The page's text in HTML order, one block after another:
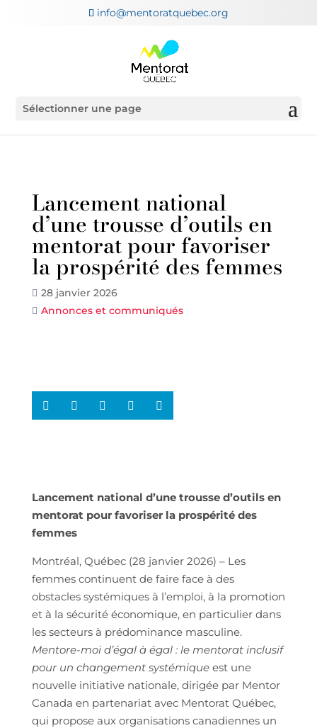
info@mentoratquebec.org
Sélectionner une page
Lancement national
d’une trousse d’outils en
mentorat pour favoriser
la prospérité des femmes
28 janvier 2026
Annonces et communiqués
Lancement national d’une trousse d’outils en
mentorat pour favoriser la prospérité des
femmes
Montréal, Québec (28 janvier 2026) – Les
femmes continuent de faire face à des
obstacles systémiques à l’emploi, à la promotion
et à la sécurité économique, en particulier dans
les secteurs à prédominance masculine.
Mentore-moi d’égal à égal : le mentorat inclusif
pour un changement systémiqueest une
nouvelle initiative nationale, dirigée par Mentor
Canada en partenariat avec Mentorat Québec,
qui propose aux organisations canadiennes un